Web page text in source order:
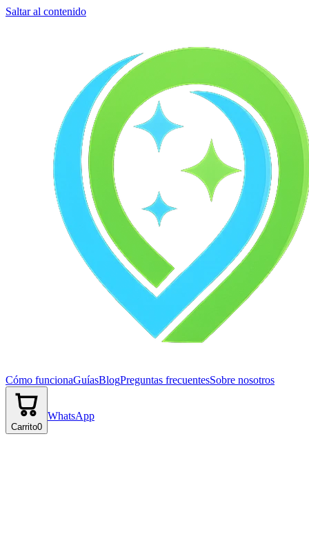
Saltar al contenido
Cómo funcionaGuíasBlogPreguntas frecuentesSobre nosotros
Carrito0
WhatsApp